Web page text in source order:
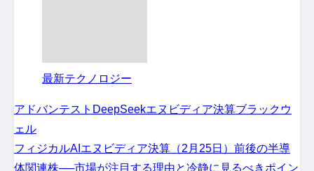
最新テクノロジー
アドバンテスト DeepSeekエヌビディア決算ブラックウ
ェル
フィジカルAIエヌビディア決算（2月25日）前後の半導
体関連株──市場が注目する理由と冷静に見るべきポイン